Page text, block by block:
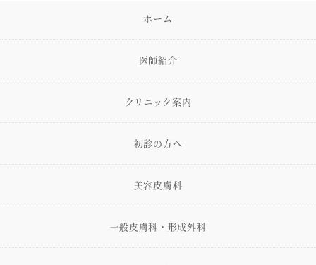
ホーム
医師紹介
クリニック案内
初診の方へ
美容皮膚科
一般皮膚科・形成外科